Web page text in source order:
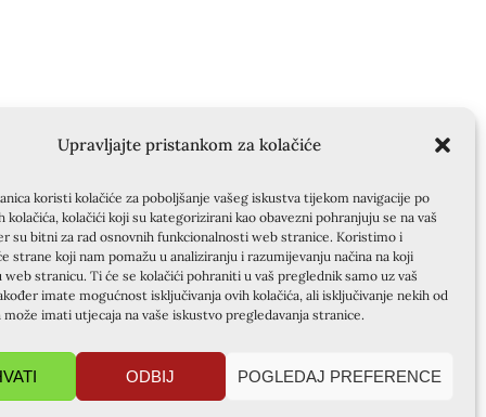
Upravljajte pristankom za kolačiće
koristi kolačiće za poboljšanje vašeg iskustva tijekom navigacije po
kolačića, kolačići koji su kategorizirani kao obavezni pohranjuju se na vaš
su bitni za rad osnovnih funkcionalnosti web stranice. Koristimo i
strane koji nam pomažu u analiziranju i razumijevanju načina na koji
stranicu. Ti će se kolačići pohraniti u vaš preglednik samo uz vaš
imate mogućnost isključivanja ovih kolačića, ali isključivanje nekih od
može imati utjecaja na vaše iskustvo pregledavanja stranice.
ODBIJ POGLEDAJ PREFERENCE